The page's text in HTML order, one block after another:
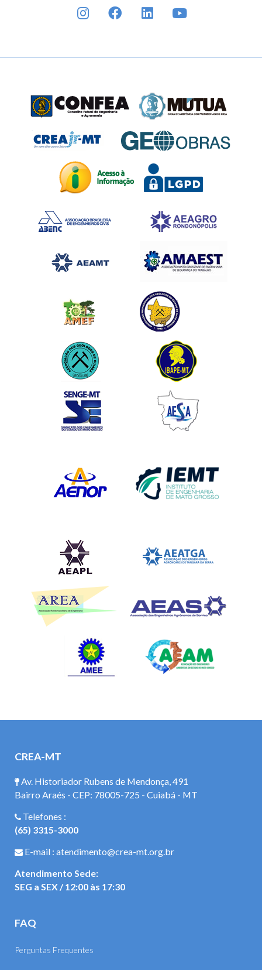
INSTAGRAMFACEBOOKLINKEDIN
CREA-MT
Av. Historiador Rubens de Mendonça, 491
Bairro Araés - CEP: 78005-725 - Cuiabá - MT
Telefones :
(65) 3315-3000
E-mail : atendimento@crea-mt.org.br
Atendimento Sede:
SEG a SEX / 12:00 às 17:30
FAQ
Perguntas Frequentes